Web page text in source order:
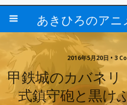
あきひろのアニ
2016年5月20日 • 3
甲鉄城のカバネ
式鎮守砲と黒け